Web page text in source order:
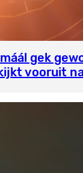
gek
vooruit